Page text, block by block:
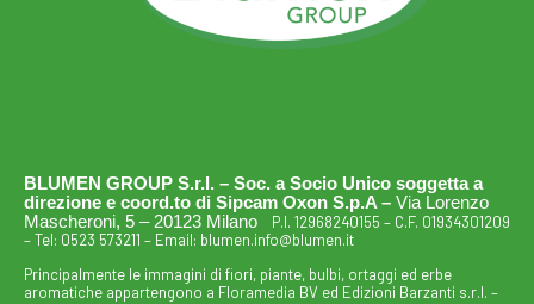
BLUMEN GROUP S.r.l. – Soc. a Socio Unico soggetta a
direzione e coord.to di Sipcam Oxon S.p.A – Via Lorenzo
Mascheroni, 5 – 20123 Milano P.I. 12968240155 – C.F. 01934301209
– Tel: 0523 573211 – Email: blumen.info@blumen.it
Principalmente le immagini di fiori, piante, bulbi, ortaggi ed erbe
aromatiche appartengono a Floramedia BV ed Edizioni Barzanti s.r.l. –